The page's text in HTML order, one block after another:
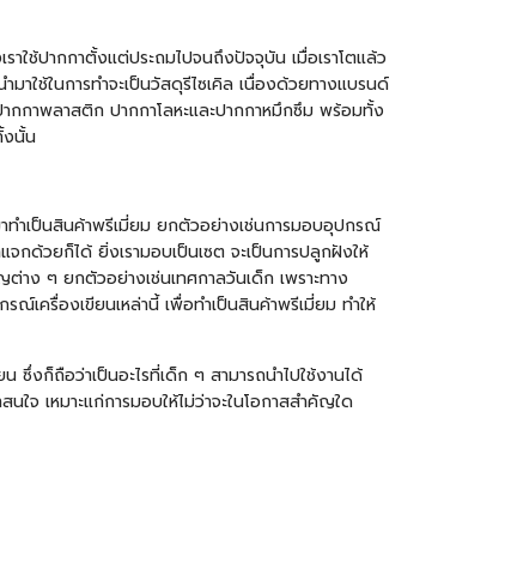
ใช้ปากกาตั้งแต่ประถมไปจนถึงปัจจุบัน เมื่อเราโตแล้ว
าใช้ในการทำจะเป็นวัสดุรีไซเคิล เนื่องด้วยทางแบรนด์
กกาพลาสติก ปากกาโลหะและปากกาหมึกซึม พร้อมทั้ง
งนั้น
ำเป็นสินค้าพรีเมี่ยม ยกตัวอย่างเช่นการมอบอุปกรณ์
กด้วยก็ได้ ยิ่งเรามอบเป็นเซต จะเป็นการปลูกฝังให้
าง ๆ ยกตัวอย่างเช่นเทศกาลวันเด็ก เพราะทาง
เครื่องเขียนเหล่านี้ เพื่อทำเป็นสินค้าพรีเมี่ยม ทำให้
งก็ถือว่าเป็นอะไรที่เด็ก ๆ สามารถนำไปใช้งานได้
จ เหมาะแก่การมอบให้ไม่ว่าจะในโอกาสสำคัญใด